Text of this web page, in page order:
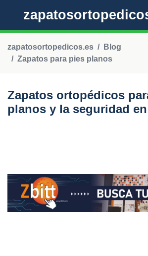
zapatosortopedicos.es
Blog
Zapatos para pies planos
Zapatos ortopédicos
planos y la seguridad